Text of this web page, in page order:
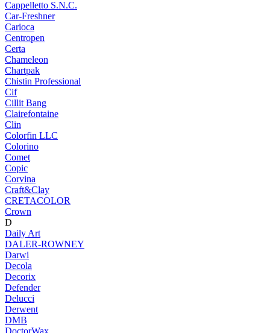
Cappelletto S.N.C.
Car-Freshner
Carioca
Centropen
Certa
Chameleon
Chartpak
Chistin Professional
Cif
Cillit Bang
Clairefontaine
Clin
Colorfin LLC
Colorino
Comet
Copic
Corvina
Craft&Clay
CRETACOLOR
Crown
D
Daily Art
DALER-ROWNEY
Darwi
Decola
Decorix
Defender
Delucci
Derwent
DMB
DoctorWax